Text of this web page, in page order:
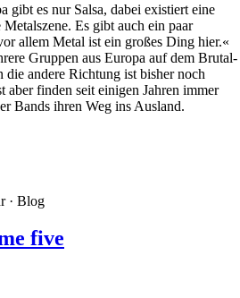
gibt es nur Salsa, dabei existiert eine
Es gibt auch ein paar
allem Metal ist ein großes Ding hier.«
Gruppen aus Europa auf dem Brutal-
die andere Richtung ist bisher noch
aber finden seit einigen Jahren immer
Bands ihren Weg ins Ausland.
· Blog
five